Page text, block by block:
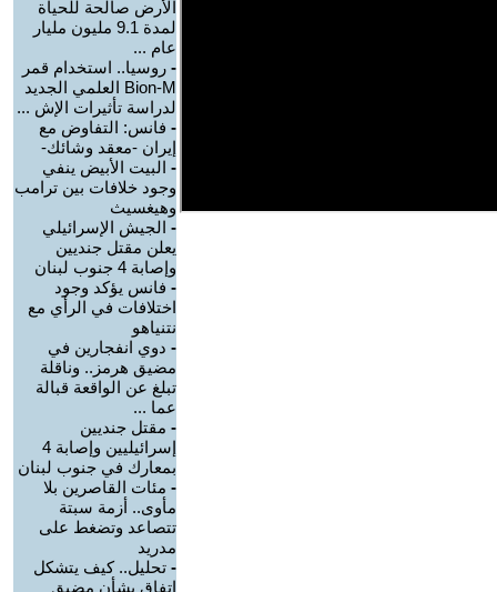
الأرض صالحة للحياة
لمدة 9.1 مليون مليار
عام ...
- روسيا.. استخدام قمر
Bion-M العلمي الجديد
لدراسة تأثيرات الإش ...
- فانس: التفاوض مع
إيران -معقد وشائك-
- البيت الأبيض ينفي
وجود خلافات بين ترامب
وهيغسيث
- الجيش الإسرائيلي
يعلن مقتل جنديين
وإصابة 4 جنوب لبنان
- فانس يؤكد وجود
اختلافات في الرأي مع
نتنياهو
- دوي انفجارين في
مضيق هرمز.. وناقلة
تبلغ عن الواقعة قبالة
عما ...
- مقتل جنديين
إسرائيليين وإصابة 4
بمعارك في جنوب لبنان
- مئات القاصرين بلا
مأوى.. أزمة سبتة
تتصاعد وتضغط على
مدريد
- تحليل.. كيف يتشكل
اتفاق بشأن مضيق